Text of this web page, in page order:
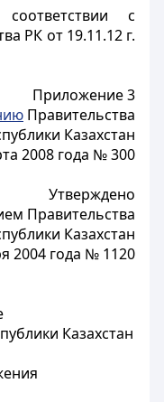
с
РК от 19.11.12 г.
Приложение 3
Правительства
Казахстан
2008 года № 300
Утверждено
Правительства
Казахстан
2004 года № 1120
Казахстан